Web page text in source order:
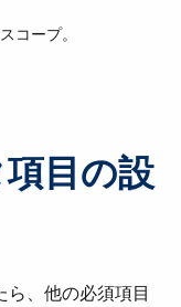
コープ。
目の設
ら、他の必須項目